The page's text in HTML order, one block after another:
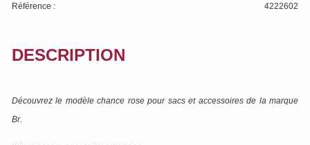
Référence :
4222602
DESCRIPTION
Découvrez le modèlechance rosepour sacs et accessoires de la marque
Br.